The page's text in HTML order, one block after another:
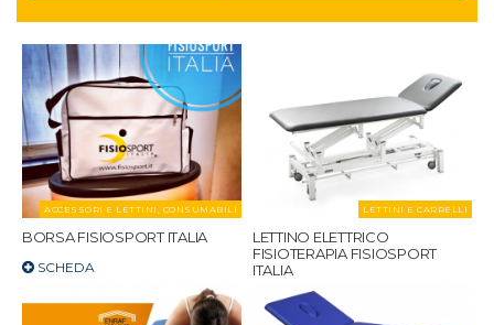
ACCESSORI E LETTINI, CONSUMABILI
BORSA FISIOSPORT ITALIA
SCHEDA
LETTINI E CARRELLI
LETTINO ELETTRICO
FISIOTERAPIA FISIOSPORT
ITALIA
SCHEDA